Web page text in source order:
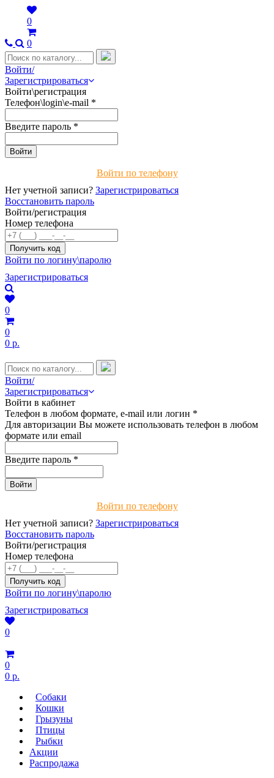
0
0
Войти/
Зарегистрироваться
Войти\регистрация
Телефон\login\e-mail *
Введите пароль *
Войти по телефону
Нет учетной записи? Зарегистрироваться
Восстановить пароль
Войти/регистрация
Номер телефона
Войти по логину\паролю
Зарегистрироваться
0
0
0 р.
Войти/
Зарегистрироваться
Войти в кабинет
Телефон в любом формате, e-mail или логин *
Для авторизации Вы можете использовать телефон в любом
формате или email
Введите пароль *
Войти по телефону
Нет учетной записи? Зарегистрироваться
Восстановить пароль
Войти/регистрация
Номер телефона
Войти по логину\паролю
Зарегистрироваться
0
0
0 р.
Собаки
Кошки
Грызуны
Птицы
Рыбки
Акции
Распродажа